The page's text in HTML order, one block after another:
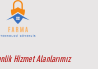
Hizmet Alanlarımız